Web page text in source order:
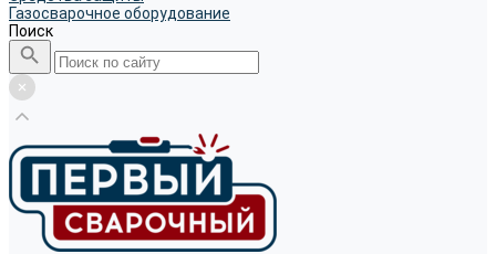
Газосварочное оборудование
Поиск